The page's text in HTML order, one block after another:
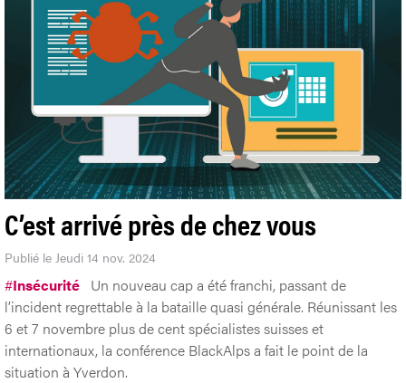
C’est arrivé près de chez vous
Publié le Jeudi 14 nov. 2024
#Insécurité Un nouveau cap a été franchi, passant de
l’incident regrettable à la bataille quasi générale. Réunissant les
6 et 7 novembre plus de cent spécialistes suisses et
internationaux, la conférence BlackAlps a fait le point de la
situation à Yverdon.